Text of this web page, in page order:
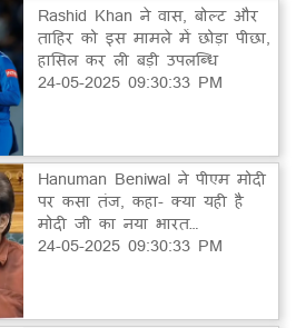
Rashid Khan ने वास, बोल्ट और
ताहिर को इस मामले में छोड़ा पीछा,
हासिल कर ली बड़ी उपलब्धि
24-05-2025 09:30:33 PM
Hanuman Beniwal ने पीएम मोदी
पर कसा तंज, कहा- क्या यही है
मोदी जी का नया भारत…
24-05-2025 09:30:33 PM